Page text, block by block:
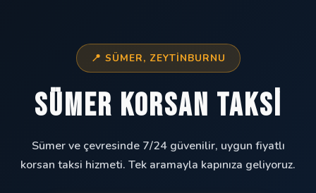
📍 SÜMER, ZEYTINBURNU
Sümer Korsan Taksi
Sümer ve çevresinde 7/24 güvenilir, uygun fiyatlı
korsan taksi hizmeti. Tek aramayla kapınıza geliyoruz.